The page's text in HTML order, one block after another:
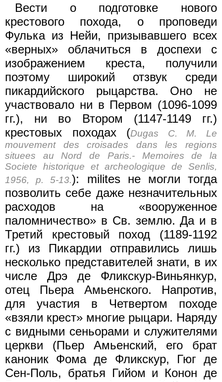
Вести о подготовке нового
крестового похода, о проповеди
Фулька из Нейи, призывавшего всех
«верных» облачиться в доспехи с
изображением креста, получили
поэтому широкий отзвук среди
пикардийского рыцарства. Оно не
участвовало ни в Первом (1096-1099
гг.), ни во Втором (1147-1149 гг.)
крестовых походах (Dugas С. М. Le
mouvement des croisades dans les regions
situees au Nord de Paris.- Memoires de la
Societe historique et archeologique de Senlis,
1956, p. 5-13.): milites не могли тогда
позволить себе даже незначительных
расходов на «вооруженное
паломничество» в Св. землю. Да и в
Третий крестовый поход (1189-1192
гг.) из Пикардии отправились лишь
несколько представителей знати, в их
числе Дрэ де Фликскур-Виньянкур,
отец Пьера Амьенского. Напротив,
для участия в Четвертом походе
«взяли крест» многие рыцари. Наряду
с видными сеньорами и служителями
церкви (Пьер Амьенский, его брат
каноник Фома де Фликскур, Гюг де
Сен-Поль, братья Гийом и Конон де